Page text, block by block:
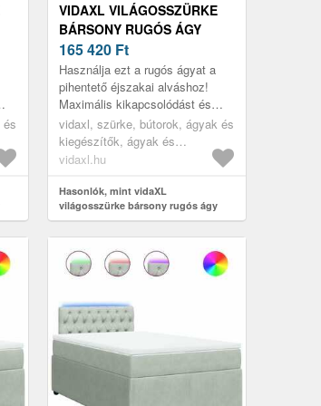
VIDAXL VILÁGOSSZÜRKE
BÁRSONY RUGÓS ÁGY
MATRACCAL 120 X 190 CM
165 420 Ft
Használja ezt a rugós ágyat a
pihentető éjszakai alváshoz!
Maximális kikapcsolódást és
kellemes alvást kínál.
vidaxl, szürke, bútorok, ágyak és
kiegészítők, ágyak és
ágykeretek
vidaxl.hu
Hasonlók, mint vidaXL
világosszürke bársony rugós ágy
matraccal 120 x 190 cm